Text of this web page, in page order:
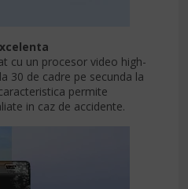
cu un procesor video high-
30 de cadre pe secunda la
permite
in caz de accidente.